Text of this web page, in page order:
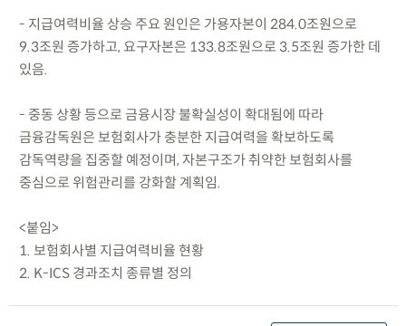
- 지급여력비율 상승 주요 원인은 가용자본이 284.0조원으로
9.3조원 증가하고, 요구자본은 133.8조원으로 3.5조원 증가한 데
있음.
- 중동 상황 등으로 금융시장 불확실성이 확대됨에 따라
금융감독원은 보험회사가 충분한 지급여력을 확보하도록
감독역량을 집중할 예정이며, 자본구조가 취약한 보험회사를
중심으로 위험관리를 강화할 계획임.
<붙임>
1. 보험회사별 지급여력비율 현황
2. K-ICS 경과조치 종류별 정의